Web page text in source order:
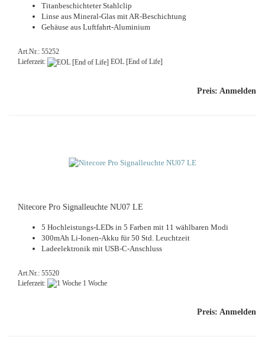
Ti­tan­be­schich­te­ter Stahl­clip
Linse aus Mineral-​Glas mit AR-​Beschichtung
Ge­häu­se aus Luftfahrt-​Aluminium
Art.Nr.: 55252
Lieferzeit:
EOL [End of Life]
Preis: Anmelden
Ni­te­co­re Pro Si­gnal­leuch­te NU07 LE
5 Hochleistungs-​LEDs in 5 Far­ben mit 11 wähl­ba­ren Modi
300mAh Li-​Ionen-Akku für 50 Std. Leucht­zeit
La­de­elek­tro­nik mit USB-​C-Anschluss
Art.Nr.: 55520
Lieferzeit:
1 Woche
Preis: Anmelden